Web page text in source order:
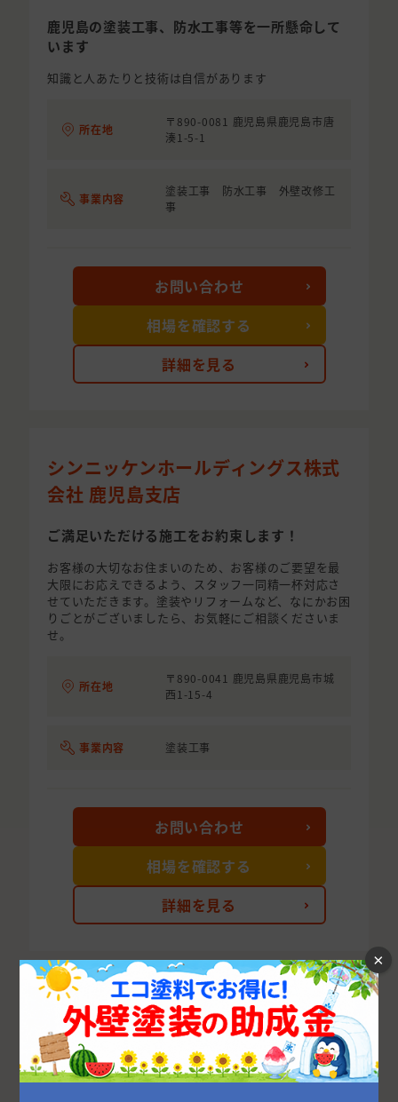
鹿児島の塗装工事、防水工事等を一所懸命して
います
知識と人あたりと技術は自信があります
所在地
〒890-0081 鹿児島県鹿児島市唐
湊1-5-1
事業内容
塗装工事 防水工事 外壁改修工
事
詳細を見る
お問い合わせ
相場を確認する
シンニッケンホールディングス株式
会社 鹿児島支店
ご満足いただける施工をお約束します！
お客様の大切なお住まいのため、お客様のご要望を最
大限にお応えできるよう、スタッフ一同精一杯対応さ
せていただきます。塗装やリフォームなど、なにかお困
りごとがございましたら、お気軽にご相談くださいま
せ。
所在地
〒890-0041 鹿児島県鹿児島市城
西1-15-4
事業内容 塗装工事
詳細を見る
お問い合わせ
相場を確認する
次の10件を表示する
×